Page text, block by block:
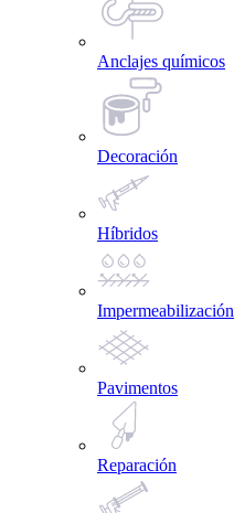
Anclajes químicos
Decoración
Híbridos
Impermeabilización
Pavimentos
Reparación